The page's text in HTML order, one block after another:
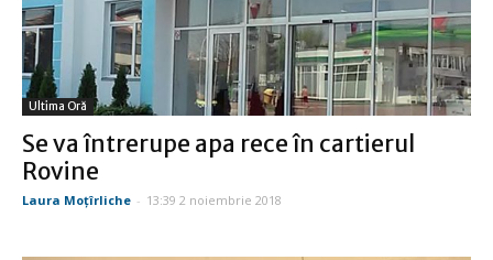
Ultima Oră
Se va întrerupe apa rece în cartierul
Rovine
Laura Moţîrliche - 13:39 2 noiembrie 2018